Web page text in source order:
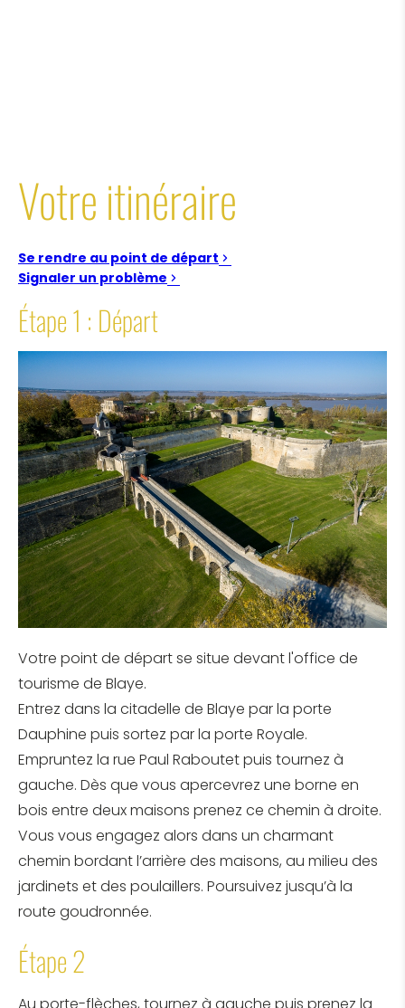
Votre itinéraire
Se rendre au point de départ
Signaler un problème
Étape 1 : Départ
Votre point de départ se situe devant l'office de
tourisme de Blaye.
Entrez dans la citadelle de Blaye par la porte
Dauphine puis sortez par la porte Royale.
Empruntez la rue Paul Raboutet puis tournez à
gauche. Dès que vous apercevrez une borne en
bois entre deux maisons prenez ce chemin à droite.
Vous vous engagez alors dans un charmant
chemin bordant l’arrière des maisons, au milieu des
jardinets et des poulaillers. Poursuivez jusqu’à la
route goudronnée.
Étape 2